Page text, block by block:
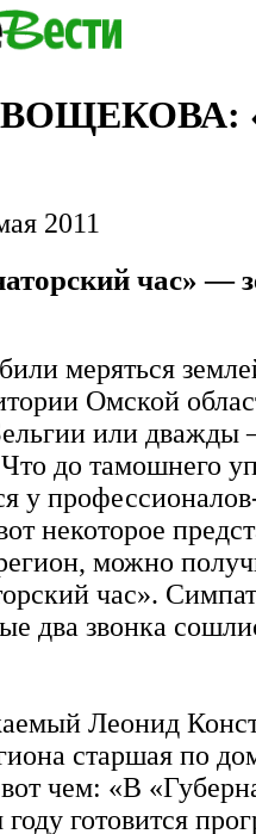
2011
час» —
меряться
Омской
или дважды
до тамошнего
у
некоторое
можно
час».
два звонка
Леонид
старшая по
чем: «В
готовится